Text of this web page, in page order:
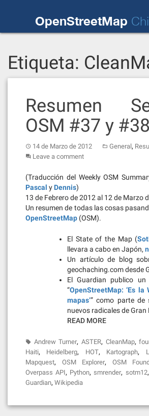
OpenStreetMap
Etiqueta:
Resumen
OSM #37 y #38
14 de Marzo de 2012 General,
Leave a comment
(Traducción del Weekly OSM
Pascal y Dennis)
13 de Febrero de 2012 al 12 de Marzo
Un resumen de todas las cosas
OpenStreetMap (OSM).
El State of the Map (
llevara a cabo en Japón,
Un artículo de blog
geochaching.com desde
El Guardian publico
“OpenStreetMap: ‘Es
mapas’” como parte de
nuevos radicales de Gran
READ MORE
Andrew Turner,ASTER, CleanMap,
Haiti, Heidelberg, HOT, Kartograph,
Mapquest, OSM Explorer, OSM
Overpass API, Python,smrender, sotm12,
Guardian, Wikipedia